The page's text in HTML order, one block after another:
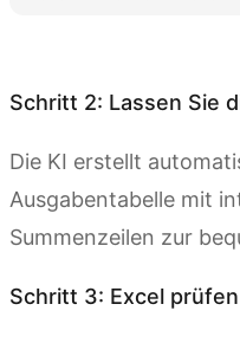
Schritt 2: Lassen Sie
Die KI erstellt
Ausgabentabelle mit
Summenzeilen zur
Schritt 3: Excel